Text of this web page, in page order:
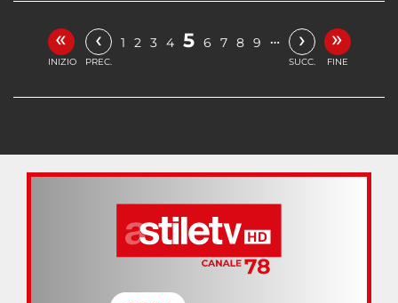
«
INIZIO
‹
PREC.
1 2 3 4 5 6 7 8 9 … ›
SUCC.
»
FINE